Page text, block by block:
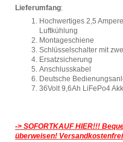
Lieferumfang:
Hochwertiges 2,5
Luftkühlung
Montageschiene
Schlüsselschalter mit
Ersatzsicherung
Anschlusskabel
Deutsche
36Volt 9,6Ah LiFePo4
-> SOFORTKAUF HIER!!!
überweisen!